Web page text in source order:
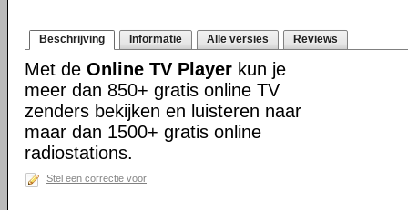
Beschrijving Informatie Alle versies Reviews
Met de Online TV Player kun je
meer dan 850+ gratis online TV
zenders bekijken en luisteren naar
maar dan 1500+ gratis online
radiostations.
Stel een correctie voor